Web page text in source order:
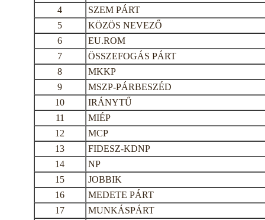
4
SZEM PÁRT
5
KÖZÖS NEVEZŐ
6
EU.ROM
7
ÖSSZEFOGÁS PÁRT
8
MKKP
9
MSZP-PÁRBESZÉD
10
IRÁNYTŰ
11
MIÉP
12
MCP
13
FIDESZ-KDNP
14
NP
15
JOBBIK
16
MEDETE PÁRT
17
MUNKÁSPÁRT